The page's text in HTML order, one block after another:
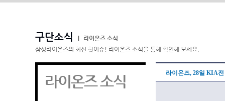
구단소식
라이온즈 소식
삼성라이온즈의 최신 핫이슈! 라이온즈 소식을 통해 확인해 보세요.
라이온즈 소식 라이온즈, 28일 KIA